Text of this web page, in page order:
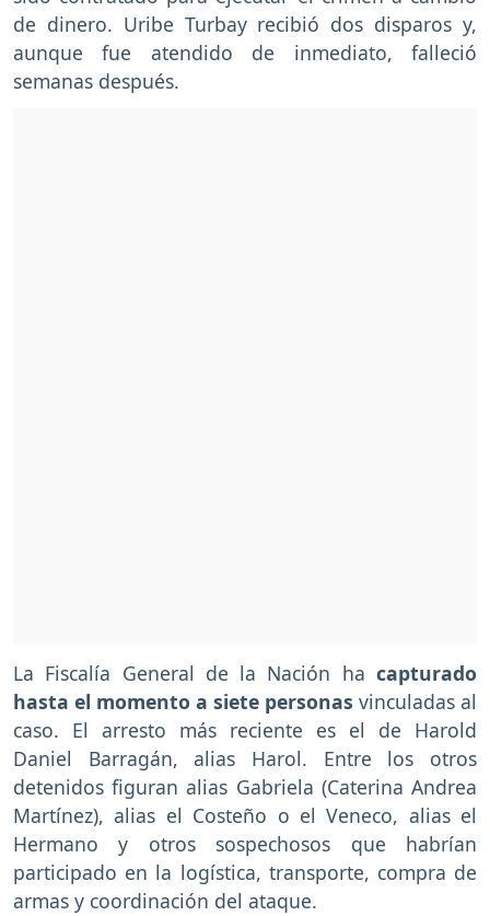
de dinero. Uribe Turbay recibió dos disparos y,
aunque fue atendido de inmediato, falleció
semanas después.
La Fiscalía General de la Nación ha capturado
hasta el momento a siete personas vinculadas al
caso. El arresto más reciente es el de Harold
Daniel Barragán, alias Harol. Entre los otros
detenidos figuran alias Gabriela (Caterina Andrea
Martínez), alias el Costeño o el Veneco, alias el
Hermano y otros sospechosos que habrían
participado en la logística, transporte, compra de
armas y coordinación del ataque.